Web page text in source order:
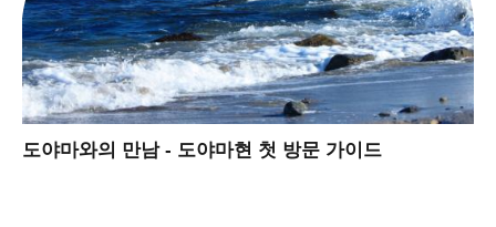
도야마와의 만남 - 도야마현 첫 방문 가이드